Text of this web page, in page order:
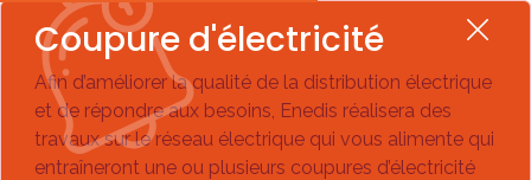
Coupure d'électricité
Afin d’améliorer la qualité de la distribution électrique
et de répondre aux besoins, Enedis réalisera des
travaux sur le réseau électrique qui vous alimente qui
entraîneront une ou plusieurs coupures d’électricité